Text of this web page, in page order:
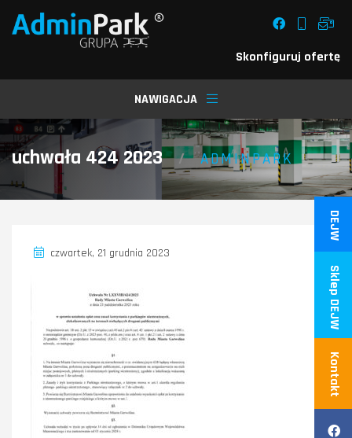
DEJW
Sklep DEJW
Kontakt
Skonfiguruj ofertę
NAWIGACJA
uchwała 424 2023 / ADMINPARK
czwartek, 21 grudnia 2023